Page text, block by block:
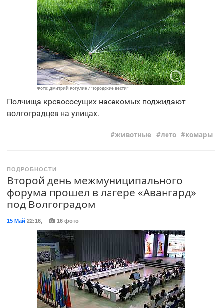
Фото: Дмитрий Рогулин / "Городские вести"
Полчища кровососущих насекомых поджидают
волгоградцев на улицах.
животные лето комары
ПОДРОБНОСТИ
Второй день межмуниципального
форума прошел в лагере «Авангард»
под Волгоградом
15 Май 22:16, 16 фото